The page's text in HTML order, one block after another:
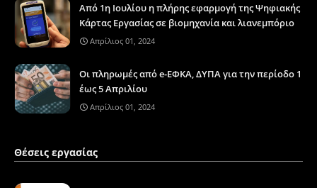
Από 1η Ιουλίου η πλήρης εφαρμογή της Ψηφιακής
Κάρτας Εργασίας σε βιομηχανία και λιανεμπόριο
Απρίλιος 01, 2024
Οι πληρωμές από e-ΕΦΚΑ, ΔΥΠΑ για την περίοδο 1
έως 5 Απριλίου
Απρίλιος 01, 2024
Θέσεις εργασίας